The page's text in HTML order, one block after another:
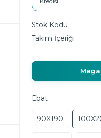
Stok Kodu
Takım İçeriği
Ebat
90X190